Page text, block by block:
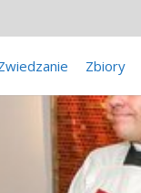
Zbiory